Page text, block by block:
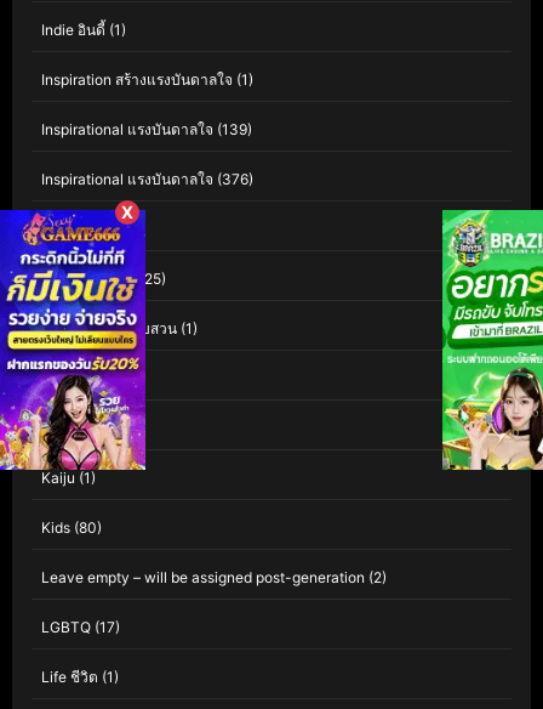
Indie อินดี้ (1)
Inspiration สร้างแรงบันดาลใจ (1)
Inspirational แรงบันดาลใจ (139)
Inspirational แรงบันดาลใจ (376)
Interest(3)
Investigation(125)
Investigation สืบสวน (1)
iQIYI(60)
Isekai(1)
Kaiju (1)
Kids (80)
Leave empty – will be assigned post-generation (2)
LGBTQ (17)
Life ชีวิต (1)
X